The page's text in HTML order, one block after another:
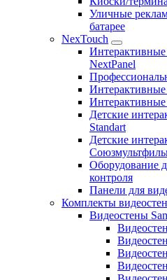
Уличные
батарее
NexTouch
NextPanel
Интерактивные
Детские
Standart
Детские
Оборудование
контроля
Панели для
Комплекты видеостен
Видеостены